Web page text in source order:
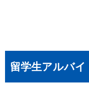
留学生アルバイ